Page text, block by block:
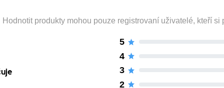
produkty mohou pouze registrovaní uživatelé, kteří si
5
4
3
2